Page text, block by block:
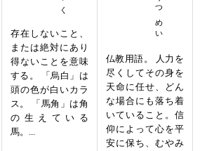
存在しないこと、
または絶対にあり
得ないことを意味
する。 「烏白」は
頭の色が白いカラ
ス。 「馬角」は角
の生えている
馬。...
仏教用語。 人力を
尽くしてその身を
天命に任せ、どん
な場合にも落ち着
いていること。信
仰によって心を平
安に保ち、むやみ